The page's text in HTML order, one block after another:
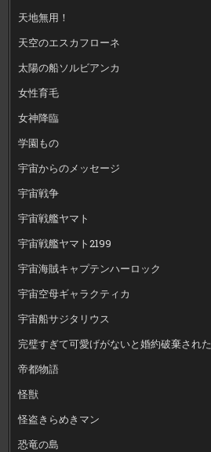
天地無用！
天空のエスカフローネ
太陽の船ソルビアンカ
女性育毛
女神降臨
学園もの
宇宙からのメッセージ
宇宙戦争
宇宙戦艦ヤマト
宇宙戦艦ヤマト2199
宇宙海賊キャプテンハーロック
宇宙空母ギャラクティカ
宇宙船サジタリウス
完璧すぎて可愛げがないと婚約破棄され
帝都物語
怪獣
怪盗きらめきマン
恐竜の島